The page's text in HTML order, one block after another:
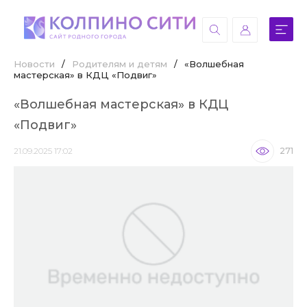
Новости / Родителям и детям /
«Волшебная
мастерская» в КДЦ «Подвиг»
«Волшебная мастерская» в КДЦ
«Подвиг»
21.09.2025 17:02 271